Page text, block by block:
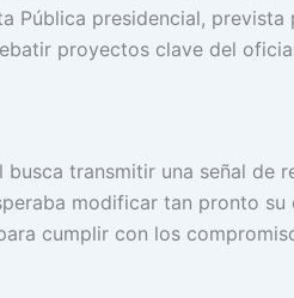
Pública presidencial, prevista
proyectos clave del
transmitir una señal de
modificar tan pronto su
cumplir con los